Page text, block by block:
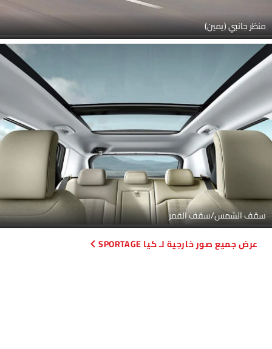
منظر جانبي (يمين)
سقف الشمس/سقف القمر
صور خارجية لـ كيا SPORTAGE